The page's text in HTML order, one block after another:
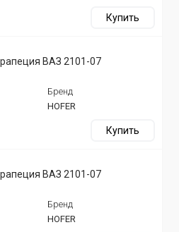
Купить
ВАЗ 2101-07
Бренд
HOFER
Купить
ВАЗ 2101-07
Бренд
HOFER